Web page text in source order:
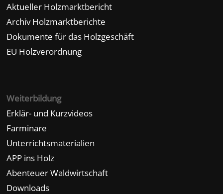
Aktueller Holzmarktbericht
Archiv Holzmarktberichte
Dokumente für das Holzgeschäft
EU Holzverordnung
Weiterbildung
Erklär- und Kurzvideos
Farminare
Unterrichtsmaterialien
APP ins Holz
Abenteuer Waldwirtschaft
Downloads